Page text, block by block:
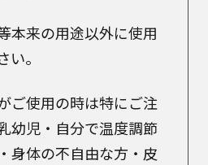
本来の用途以外に使用
い。
ご使用の時は特にご注
幼児・自分で温度調節
身体の不自由な方・皮